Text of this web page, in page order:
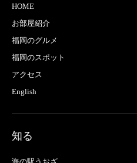
HOME
お部屋紹介
福岡のグルメ
福岡のスポット
アクセス
English
知る